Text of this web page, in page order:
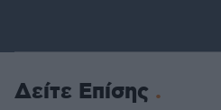
Δείτε Επίσης